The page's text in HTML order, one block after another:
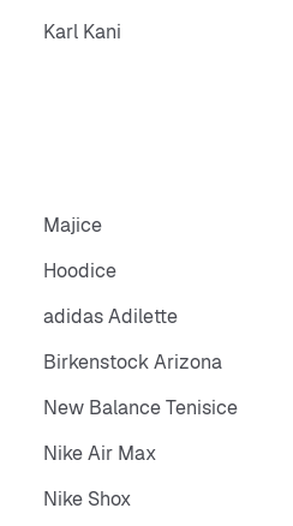
Karl Kani
Majice
Hoodice
adidas Adilette
Birkenstock Arizona
New Balance Tenisice
Nike Air Max
Nike Shox